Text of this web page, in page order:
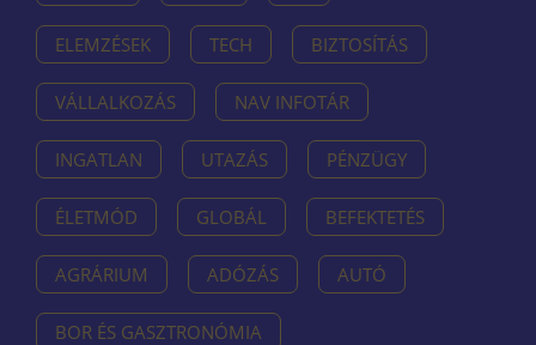
ELEMZÉSEK TECH BIZTOSÍTÁS
VÁLLALKOZÁS NAV INFOTÁR
INGATLAN UTAZÁS PÉNZÜGY
ÉLETMÓD GLOBÁL BEFEKTETÉS
AGRÁRIUM ADÓZÁS AUTÓ
BOR ÉS GASZTRONÓMIA